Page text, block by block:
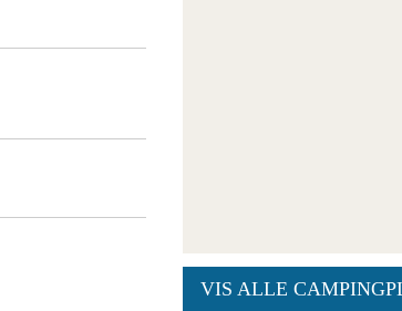
VIS ALLE